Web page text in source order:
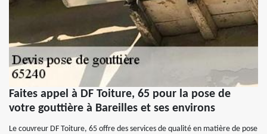
Faites appel à DF Toiture, 65 pour la pose de
votre gouttière à Bareilles et ses environs
Le couvreur DF Toiture, 65 offre des services de qualité en matière de pose